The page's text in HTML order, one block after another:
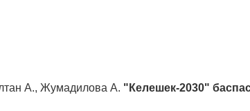
А., Жумадилова А. "Келешек-2030"